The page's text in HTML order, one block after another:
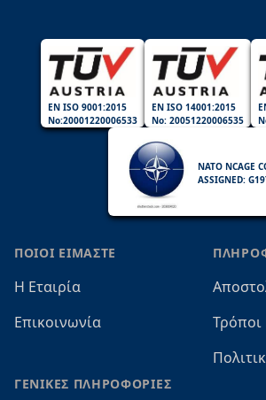
EN ISO 9001:2015
No:20001220006533
EN ISO 14001:2015
No: 20051220006535
NATO NCAGE
ASSIGNED:
ΠΟΙΟΙ ΕΙΜΑΣΤΕ
Η Εταιρία
Επικοινωνία
ΓΕΝΙΚΕΣ ΠΛΗΡΟΦΟΡΙΕΣ